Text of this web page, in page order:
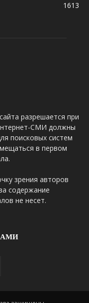
1613
разрешается при
СМИ должны
поисковых систем
в первом
зрения авторов
содержание
не несет.